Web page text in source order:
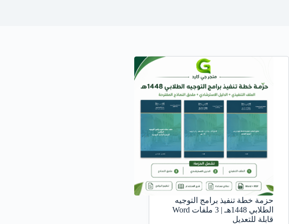
حزمة خطة تنفيذ برامج التوجيه
الطلابي 1448هـ | 3 ملفات Word
قابلة للتعديل